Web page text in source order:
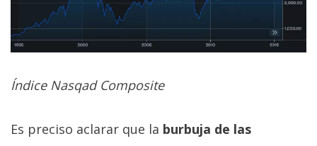
Índice Nasqad Composite
Es preciso aclarar que la burbuja de las